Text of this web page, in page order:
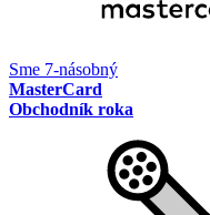
Sme 7-násobný
MasterCard
Obchodník roka